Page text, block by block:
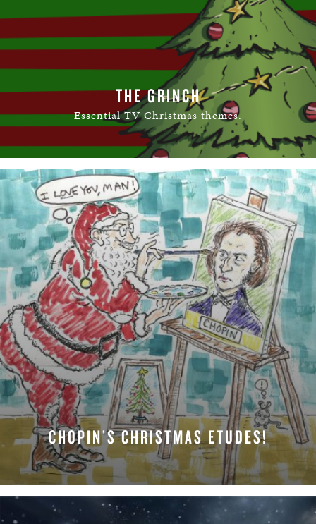
THE GRINCH
Essential TV Christmas themes.
CHOPIN’S CHRISTMAS ETUDES!